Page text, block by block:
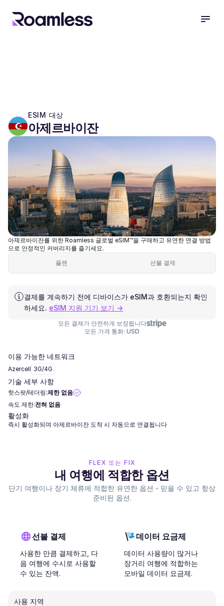
ESIM 대상
아제르바이잔
아제르바이잔를 위한 Roamless 글로벌 eSIM™을 구매하고 유연한 연결 방법
으로 안정적인 커버리지를 즐기세요.
플랜
선불 결제
결제를 계속하기 전에 디바이스가 eSIM과 호환되는지 확인
하세요. eSIM 지원 기기 보기 →
모든 결제가 안전하게 보장됩니다
모든 가격 통화: USD
이용 가능한 네트워크
Azercell 3G/4G
기술 세부 사항
핫스팟/테더링:제한 없음
속도 제한:전혀 없음
활성화
즉시 활성화되며 아제르바이잔 도착 시 자동으로 연결됩니다
FLEX 또는 FIX
내 여행에 적합한 옵션
단기 여행이나 장기 체류에 적합한 유연한 옵션 - 믿을 수 있고 항상
준비된 옵션.
선불 결제
사용한 만큼 결제하고, 다
음 여행에 수시로 사용할
수 있는 잔액.
데이터 요금제
데이터 사용량이 많거나
장거리 여행에 적합하는
모바일 데이터 요금제.
사용 지역